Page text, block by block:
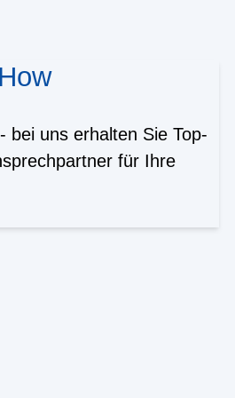
bei uns erhalten Sie Top-
für Ihre